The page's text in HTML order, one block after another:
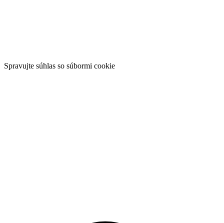
Spravujte súhlas so súbormi cookie